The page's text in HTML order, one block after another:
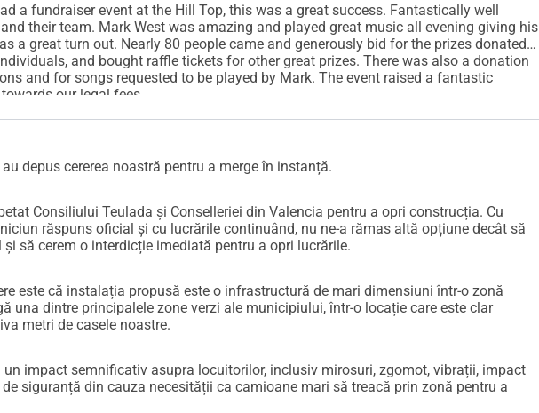
a fundraiser event at the Hill Top, this was a great success. Fantastically well
their team. Mark West was amazing and played great music all evening giving his
a great turn out. Nearly 80 people came and generously bid for the prizes donated
and bought raffle tickets for other great prizes. There was also a donation
and for songs requested to be played by Mark. The event raised a fantastic
our legal fees.
depus cererea noastră pentru a merge în instanță.
Consiliului Teulada și Conselleriei din Valencia pentru a opri construcția. Cu
răspuns oficial și cu lucrările continuând, nu ne-a rămas altă opțiune decât să
să cerem o interdicție imediată pentru a opri lucrările.
este că instalația propusă este o infrastructură de mari dimensiuni într-o zonă
una dintre principalele zone verzi ale municipiului, într-o locație care este clar
metri de casele noastre.
un impact semnificativ asupra locuitorilor, inclusiv mirosuri, zgomot, vibrații, impact
siguranță din cauza necesității ca camioane mari să treacă prin zonă pentru a